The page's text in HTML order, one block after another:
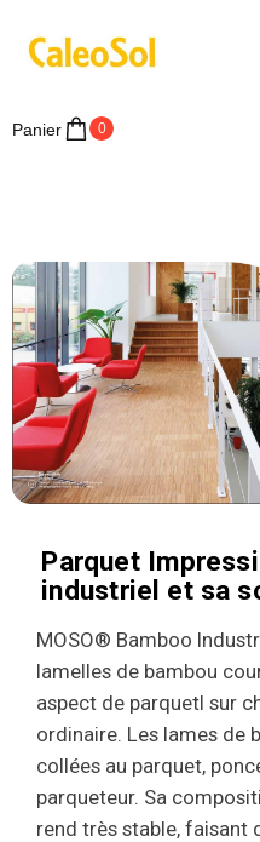
Panier 0
Parquet
industriel et sa
MOSO® Bamboo
lamelles de bambou
aspect de parquetl sur
ordinaire. Les lames de
collées au parquet,
parqueteur. Sa
rend très stable, faisant